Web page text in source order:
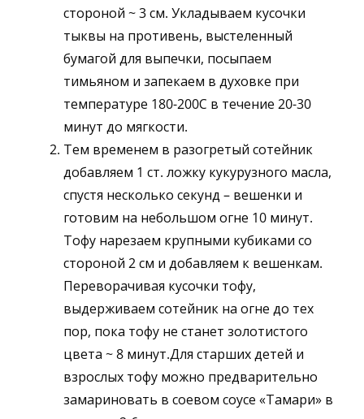
стороной ~ 3 см. Укладываем кусочки
тыквы на противень, выстеленный
бумагой для выпечки, посыпаем
тимьяном и запекаем в духовке при
температуре 180-200С в течение 20-30
минут до мягкости.
Тем временем в разогретый сотейник
добавляем 1 ст. ложку кукурузного масла,
спустя несколько секунд – вешенки и
готовим на небольшом огне 10 минут.
Тофу нарезаем крупными кубиками со
стороной 2 см и добавляем к вешенкам.
Переворачивая кусочки тофу,
выдерживаем сотейник на огне до тех
пор, пока тофу не станет золотистого
цвета ~ 8 минут.Для старших детей и
взрослых тофу можно предварительно
замариновать в соевом соусе «Тамари» в